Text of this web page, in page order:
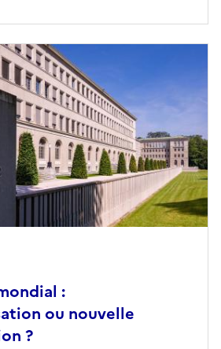
:
ou nouvelle
?